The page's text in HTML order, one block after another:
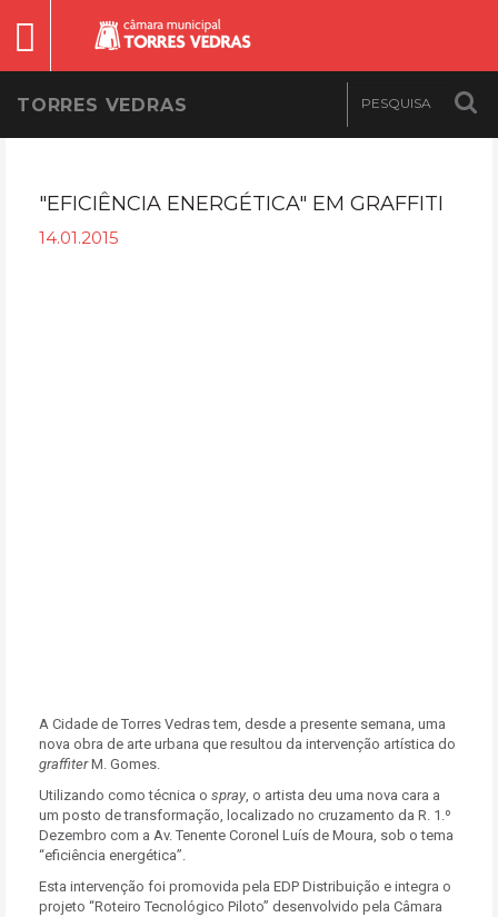
TORRES VEDRAS
"EFICIÊNCIA ENERGÉTICA" EM GRAFFITI
14.01.2015
A Cidade de Torres Vedras tem, desde a presente semana, uma
nova obra de arte urbana que resultou da intervenção artística do
graffiterM. Gomes.
Utilizando como técnica o spray, o artista deu uma nova cara a
um posto de transformação, localizado no cruzamento da R. 1.º
Dezembro com a Av. Tenente Coronel Luís de Moura, sob o tema
“eficiência energética”.
Esta intervenção foi promovida pela EDP Distribuição e integra o
projeto “Roteiro Tecnológico Piloto” desenvolvido pela Câmara